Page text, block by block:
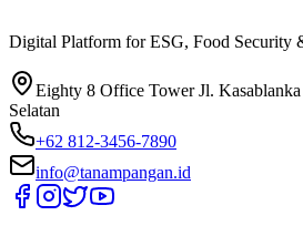
Digital Platform for ESG, Food Security
Eighty 8 Office Tower Jl. Kasablanka
Selatan
+62 812-3456-7890
info@tanampangan.id